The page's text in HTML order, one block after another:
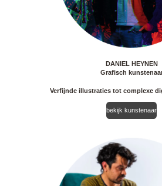
DANIEL HEYNEN
Grafisch
Verfijnde illustraties tot complexe
bekijk kunstenaar